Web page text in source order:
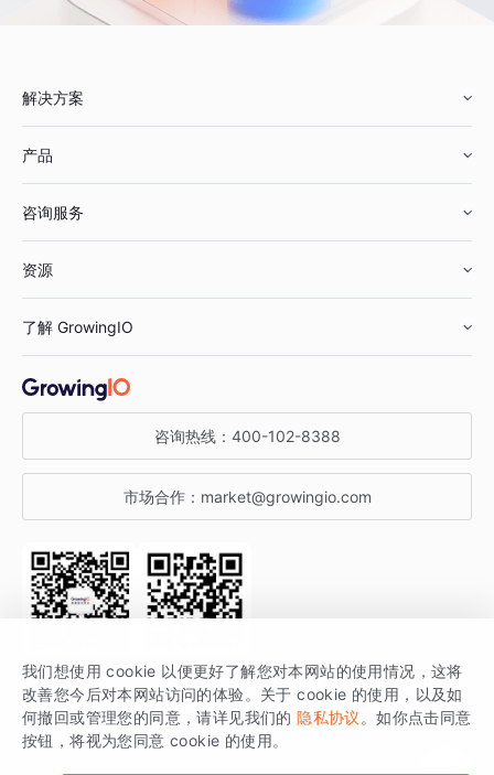
解决方案
鞋服行业
汽车行业
金融行业
产品
智能运营
获客分析
咨询服务
资源
增长公开课
增长博客
开发者文档
SDK 文档
场景指南
了解 GrowingIO
关于 GrowingIO
增长大会
行业活动
咨询热线： 400-102-8388
市场合作： market@growingio.com
关注公众号 获取更多干货
GrowingIO 是专注于数据智能分析与增长的品牌，核心平台为 GrowingIO
分析云。
我们想使用 cookie 以便更好了解您对本网站的使用情况，这将
改善您今后对本网站访问的体验。关于 cookie 的使用，以及如
何撤回或管理您的同意，请详见我们的 隐私协议 。如你点击同意
按钮，将视为您同意 cookie 的使用。